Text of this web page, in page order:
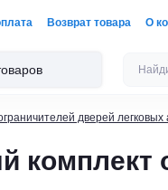
Возврат товара О
дверей
комплект